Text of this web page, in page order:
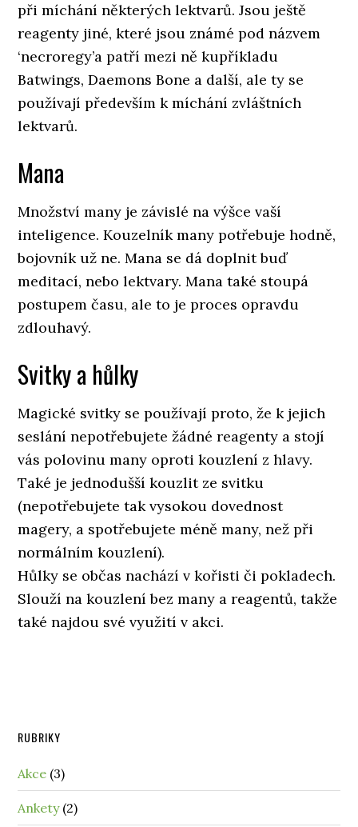
při míchání některých lektvarů. Jsou ještě
reagenty jiné, které jsou známé pod názvem
‘necroregy’a patří mezi ně kupříkladu
Batwings, Daemons Bone a další, ale ty se
používají především k míchání zvláštních
lektvarů.
Mana
Množství many je závislé na výšce vaší
inteligence. Kouzelník many potřebuje hodně,
bojovník už ne. Mana se dá doplnit buď
meditací, nebo lektvary. Mana také stoupá
postupem času, ale to je proces opravdu
zdlouhavý.
Svitky a hůlky
Magické svitky se používají proto, že k jejich
seslání nepotřebujete žádné reagenty a stojí
vás polovinu many oproti kouzlení z hlavy.
Také je jednodušší kouzlit ze svitku
(nepotřebujete tak vysokou dovednost
magery, a spotřebujete méně many, než při
normálním kouzlení).
Hůlky se občas nachází v kořisti či pokladech.
Slouží na kouzlení bez many a reagentů, takže
také najdou své využití v akci.
RUBRIKY
Akce (3)
Ankety(2)